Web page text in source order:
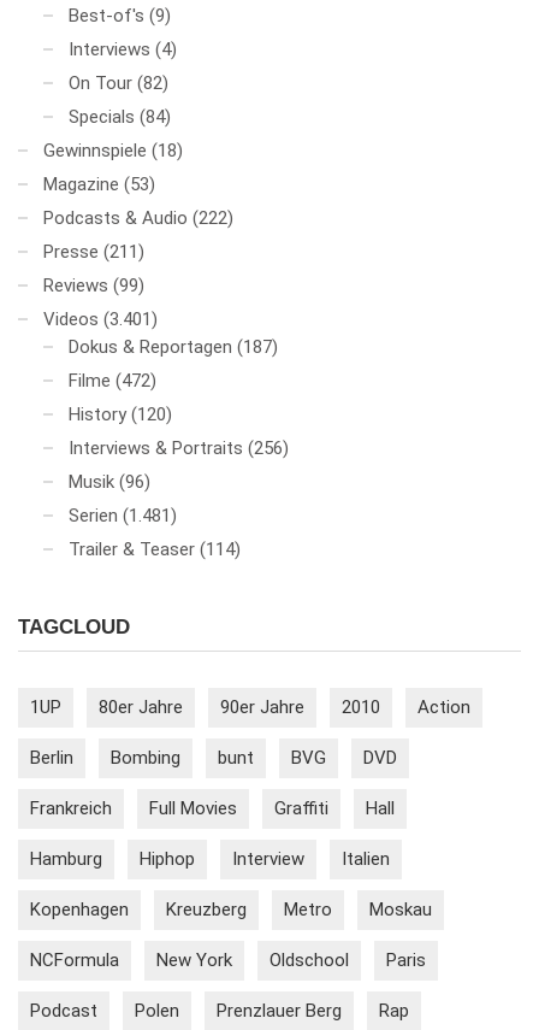
Best-of's (9)
Interviews (4)
On Tour (82)
Specials (84)
Gewinnspiele (18)
Magazine (53)
Podcasts & Audio (222)
Presse (211)
Reviews (99)
Videos (3.401)
Dokus & Reportagen (187)
Filme (472)
History (120)
Interviews & Portraits (256)
Musik (96)
Serien (1.481)
Trailer & Teaser (114)
TAGCLOUD
1UP 80er Jahre 90er Jahre 2010 Action
Berlin Bombing bunt BVG DVD
Frankreich Full Movies Graffiti Hall
Hamburg Hiphop Interview Italien
Kopenhagen Kreuzberg Metro Moskau
NCFormula New York Oldschool Paris
Podcast Polen Prenzlauer Berg Rap